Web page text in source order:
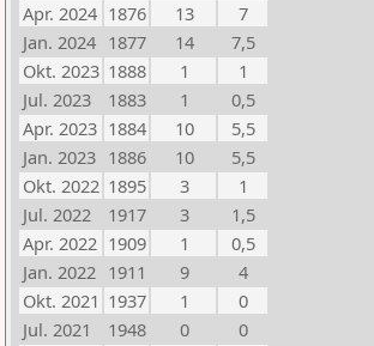
Apr. 2024 1876 13
7
Jan. 2024 1877 14
7,5
Okt. 2023 1888 1
1
Jul. 2023
1883 1
0,5
Apr. 2023 1884 10
5,5
Jan. 2023 1886 10
5,5
Okt. 2022 1895 3
1
Jul. 2022
1917 3
1,5
Apr. 2022 1909 1
0,5
Jan. 2022 1911 9
4
Okt. 2021 1937 1
0
Jul. 2021
1948 0
0